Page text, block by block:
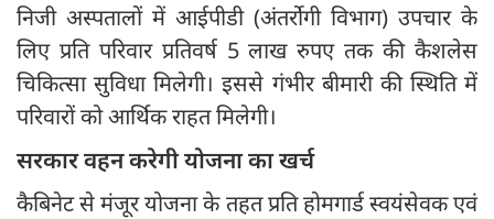
निजी अस्पतालों में आईपीडी (अंतर्रोगी विभाग) उपचार के
लिए प्रति परिवार प्रतिवर्ष 5 लाख रुपए तक की कैशलेस
चिकित्सा सुविधा मिलेगी। इससे गंभीर बीमारी की स्थिति में
परिवारों को आर्थिक राहत मिलेगी।
सरकार वहन करेगी योजना का खर्च
कैबिनेट से मंजूर योजना के तहत प्रति होमगार्ड स्वयंसेवक एवं